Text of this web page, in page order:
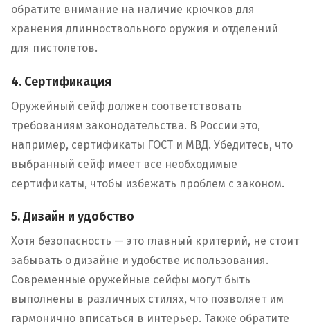
обратите внимание на наличие крючков для
хранения длинноствольного оружия и отделений
для пистолетов.
4. Сертификация
Оружейный сейф должен соответствовать
требованиям законодательства. В России это,
например, сертификаты ГОСТ и МВД. Убедитесь, что
выбранный сейф имеет все необходимые
сертификаты, чтобы избежать проблем с законом.
5. Дизайн и удобство
Хотя безопасность — это главный критерий, не стоит
забывать о дизайне и удобстве использования.
Современные оружейные сейфы могут быть
выполнены в различных стилях, что позволяет им
гармонично вписаться в интерьер. Также обратите